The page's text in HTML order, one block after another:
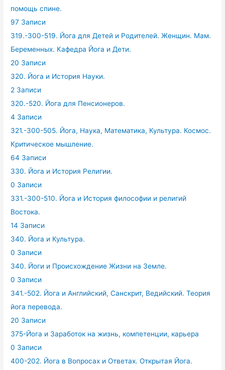
помощь спине.
97 Записи
319.-300-519. Йога для Детей и Родителей. Женщин. Мам.
Беременных. Кафедра Йога и Дети.
20 Записи
320. Йога и История Науки.
2 Записи
320.-520. Йога для Пенсионеров.
4 Записи
321.-300-505. Йога, Наука, Математика, Культура. Космос.
Критическое мышление.
64 Записи
330. Йога и История Религии.
0 Записи
331.-300-510. Йога и История философии и религий
Востока.
14 Записи
340. Йога и Культура.
0 Записи
340. Йоги и Происхождение Жизни на Земле.
0 Записи
341.-502. Йога и Английский, Санскрит, Ведийский. Теория
йога перевода.
20 Записи
375-Йога и Заработок на жизнь, компетенции, карьера
0 Записи
400-202. Йога в Вопросах и Ответах. Открытая Йога.